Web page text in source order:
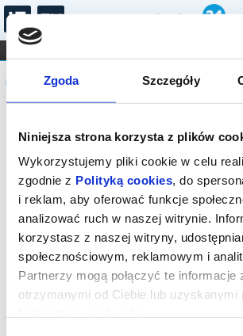
Zgoda Szczegóły
Niniejsza strona korzysta z plików
Wykorzystujemy pliki cookie w celu
zgodnie z Polityką cookies, do
i reklam, aby oferować funkcje
analizować ruch w naszej witrynie.
korzystasz z naszej witryny,
społecznościowym, reklamowym i
Partnerzy mogą połączyć te informacje
otrzymanymi od Ciebie lub uzyskanymi
FILHARMONIA OPERA I BALET
DLA DZIECI
Komunikat
Sprzedaż biletów on-line na
została zakończona.